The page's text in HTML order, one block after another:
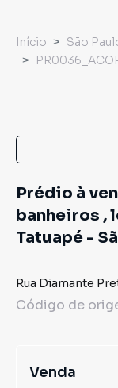
Início São
Prédio à
banheiros ,
Tatuapé -
Rua Diamante
Código de
Venda